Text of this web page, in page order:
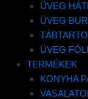
ÜVEG
ÜVEG
ÜVEG
TERMÉKEK
KONYHA
A
• Tisztítás: